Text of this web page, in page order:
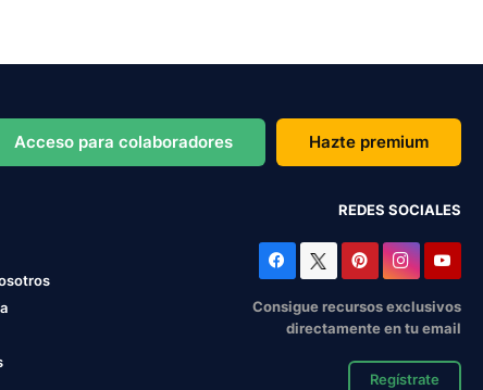
Acceso para colaboradores Hazte premium
REDES SOCIALES
Consigue recursos exclusivos
directamente en tu email
Regístrate